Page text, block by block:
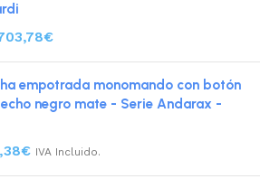
€
empotrada monomando con botón
negro mate - Serie Andarax -
€ IVA Incluido.